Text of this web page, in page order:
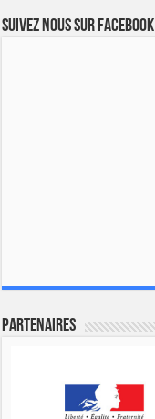
Suivez nous sur Facebook
Partenaires